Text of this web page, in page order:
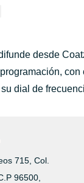
desde
dial de
715, Col.
96500,